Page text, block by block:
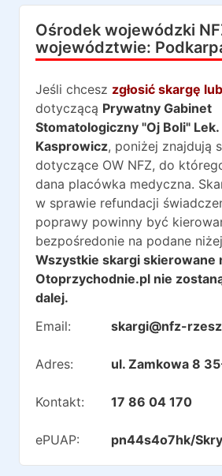
Ośrodek wojewódzki
województwie:
Jeśli chcesz zgłosić skargę
dotyczącą Prywatny Gabinet
Stomatologiczny "Oj Boli"
Kasprowicz, poniżej znajdują
dotyczące OW NFZ, do
dana placówka medyczna.
w sprawie refundacji
poprawy powinny być
bezpośredonie na podane
Wszystkie skargi skierowane
Otoprzychodnie.pl nie
dalej.
Email:
skargi@nfz-
Adres: ul. Zamkowa 8
Kontakt: 17 86 04 170
ePUAP: pn44s4o7hk/